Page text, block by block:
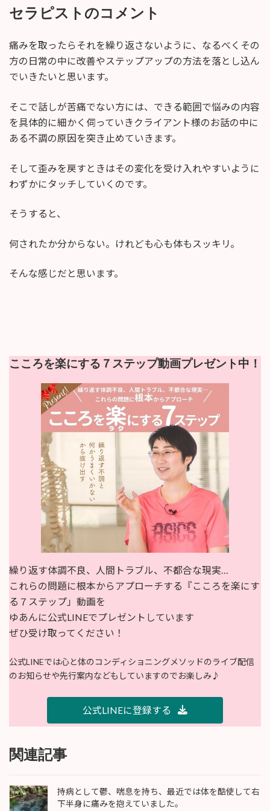
セラピストのコメント
痛みを取ったらそれを繰り返さないように、なるべくその
方の日常の中に改善やステップアップの方法を落とし込ん
でいきたいと思います。
そこで話しが苦痛でない方には、できる範囲で悩みの内容
を具体的に細かく伺っていきクライアント様のお話の中に
ある不調の原因を突き止めていきます。
そして歪みを戻すときはその変化を受け入れやすいように
わずかにタッチしていくのです。
そうすると、
何されたか分からない。けれども心も体もスッキリ。
そんな感じだと思います。
こころを楽にする７ステップ動画プレゼント中！
繰り返す体調不良、人間トラブル、不都合な現実…
これらの問題に根本からアプローチする『こころを楽にす
る７ステップ」動画を
ゆあんに公式LINEでプレゼントしています
ぜひ受け取ってください！
公式LINEでは心と体のコンディショニングメソッドのライブ配信
のお知らせや先行案内などもしていますのでお楽しみ♪
公式LINEに登録する
関連記事
持病として鬱、喘息を持ち、最近では体を酷使して右
下半身に痛みを抱えていました。